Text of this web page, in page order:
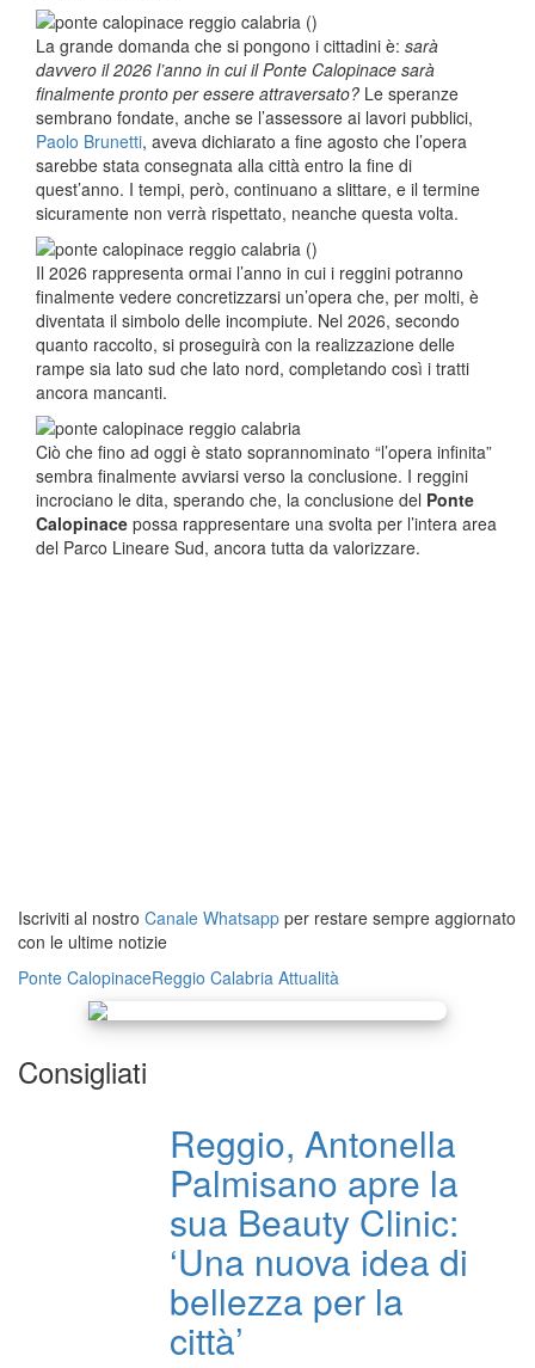
La grande domanda che si pongono i cittadini è: sarà
davvero il 2026 l’anno in cui il Ponte Calopinace sarà
finalmente pronto per essere attraversato? Le speranze
sembrano fondate, anche se l’assessore ai lavori pubblici,
Paolo Brunetti, aveva dichiarato a fine agosto che l’opera
sarebbe stata consegnata alla città entro la fine di
quest’anno. I tempi, però, continuano a slittare, e il termine
sicuramente non verrà rispettato, neanche questa volta.
Il 2026 rappresenta ormai l’anno in cui i reggini potranno
finalmente vedere concretizzarsi un’opera che, per molti, è
diventata il simbolo delle incompiute. Nel 2026, secondo
quanto raccolto, si proseguirà con la realizzazione delle
rampe sia lato sud che lato nord, completando così i tratti
ancora mancanti.
Ciò che fino ad oggi è stato soprannominato “l’opera infinita”
sembra finalmente avviarsi verso la conclusione. I reggini
incrociano le dita, sperando che, la conclusione del Ponte
Calopinace possa rappresentare una svolta per l’intera area
del Parco Lineare Sud, ancora tutta da valorizzare.
Iscriviti al nostro Canale Whatsapp per restare sempre aggiornato
con le ultime notizie
Ponte CalopinaceReggio Calabria Attualità
Consigliati
Reggio, Antonella
Palmisano apre la
sua Beauty Clinic:
‘Una nuova idea di
bellezza per la
città’